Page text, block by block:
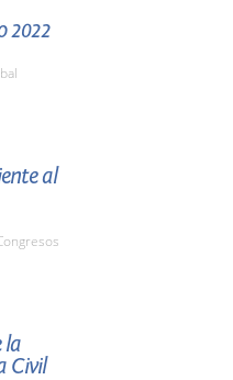
2022
al
la
Civil